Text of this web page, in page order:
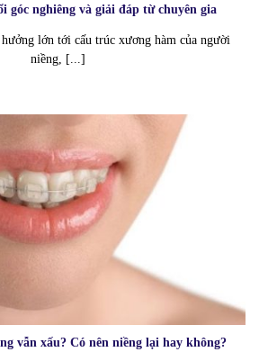
góc nghiêng và giải đáp từ chuyên gia
lớn tới cấu trúc xương hàm của người
niềng, [...]
vẫn xấu? Có nên niềng lại hay không?